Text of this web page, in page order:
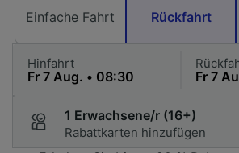
Einfache Fahrt Rückfahrt
Hinfahrt
1 Erwachsene/r (16+)
Rabattkarten hinzufügen